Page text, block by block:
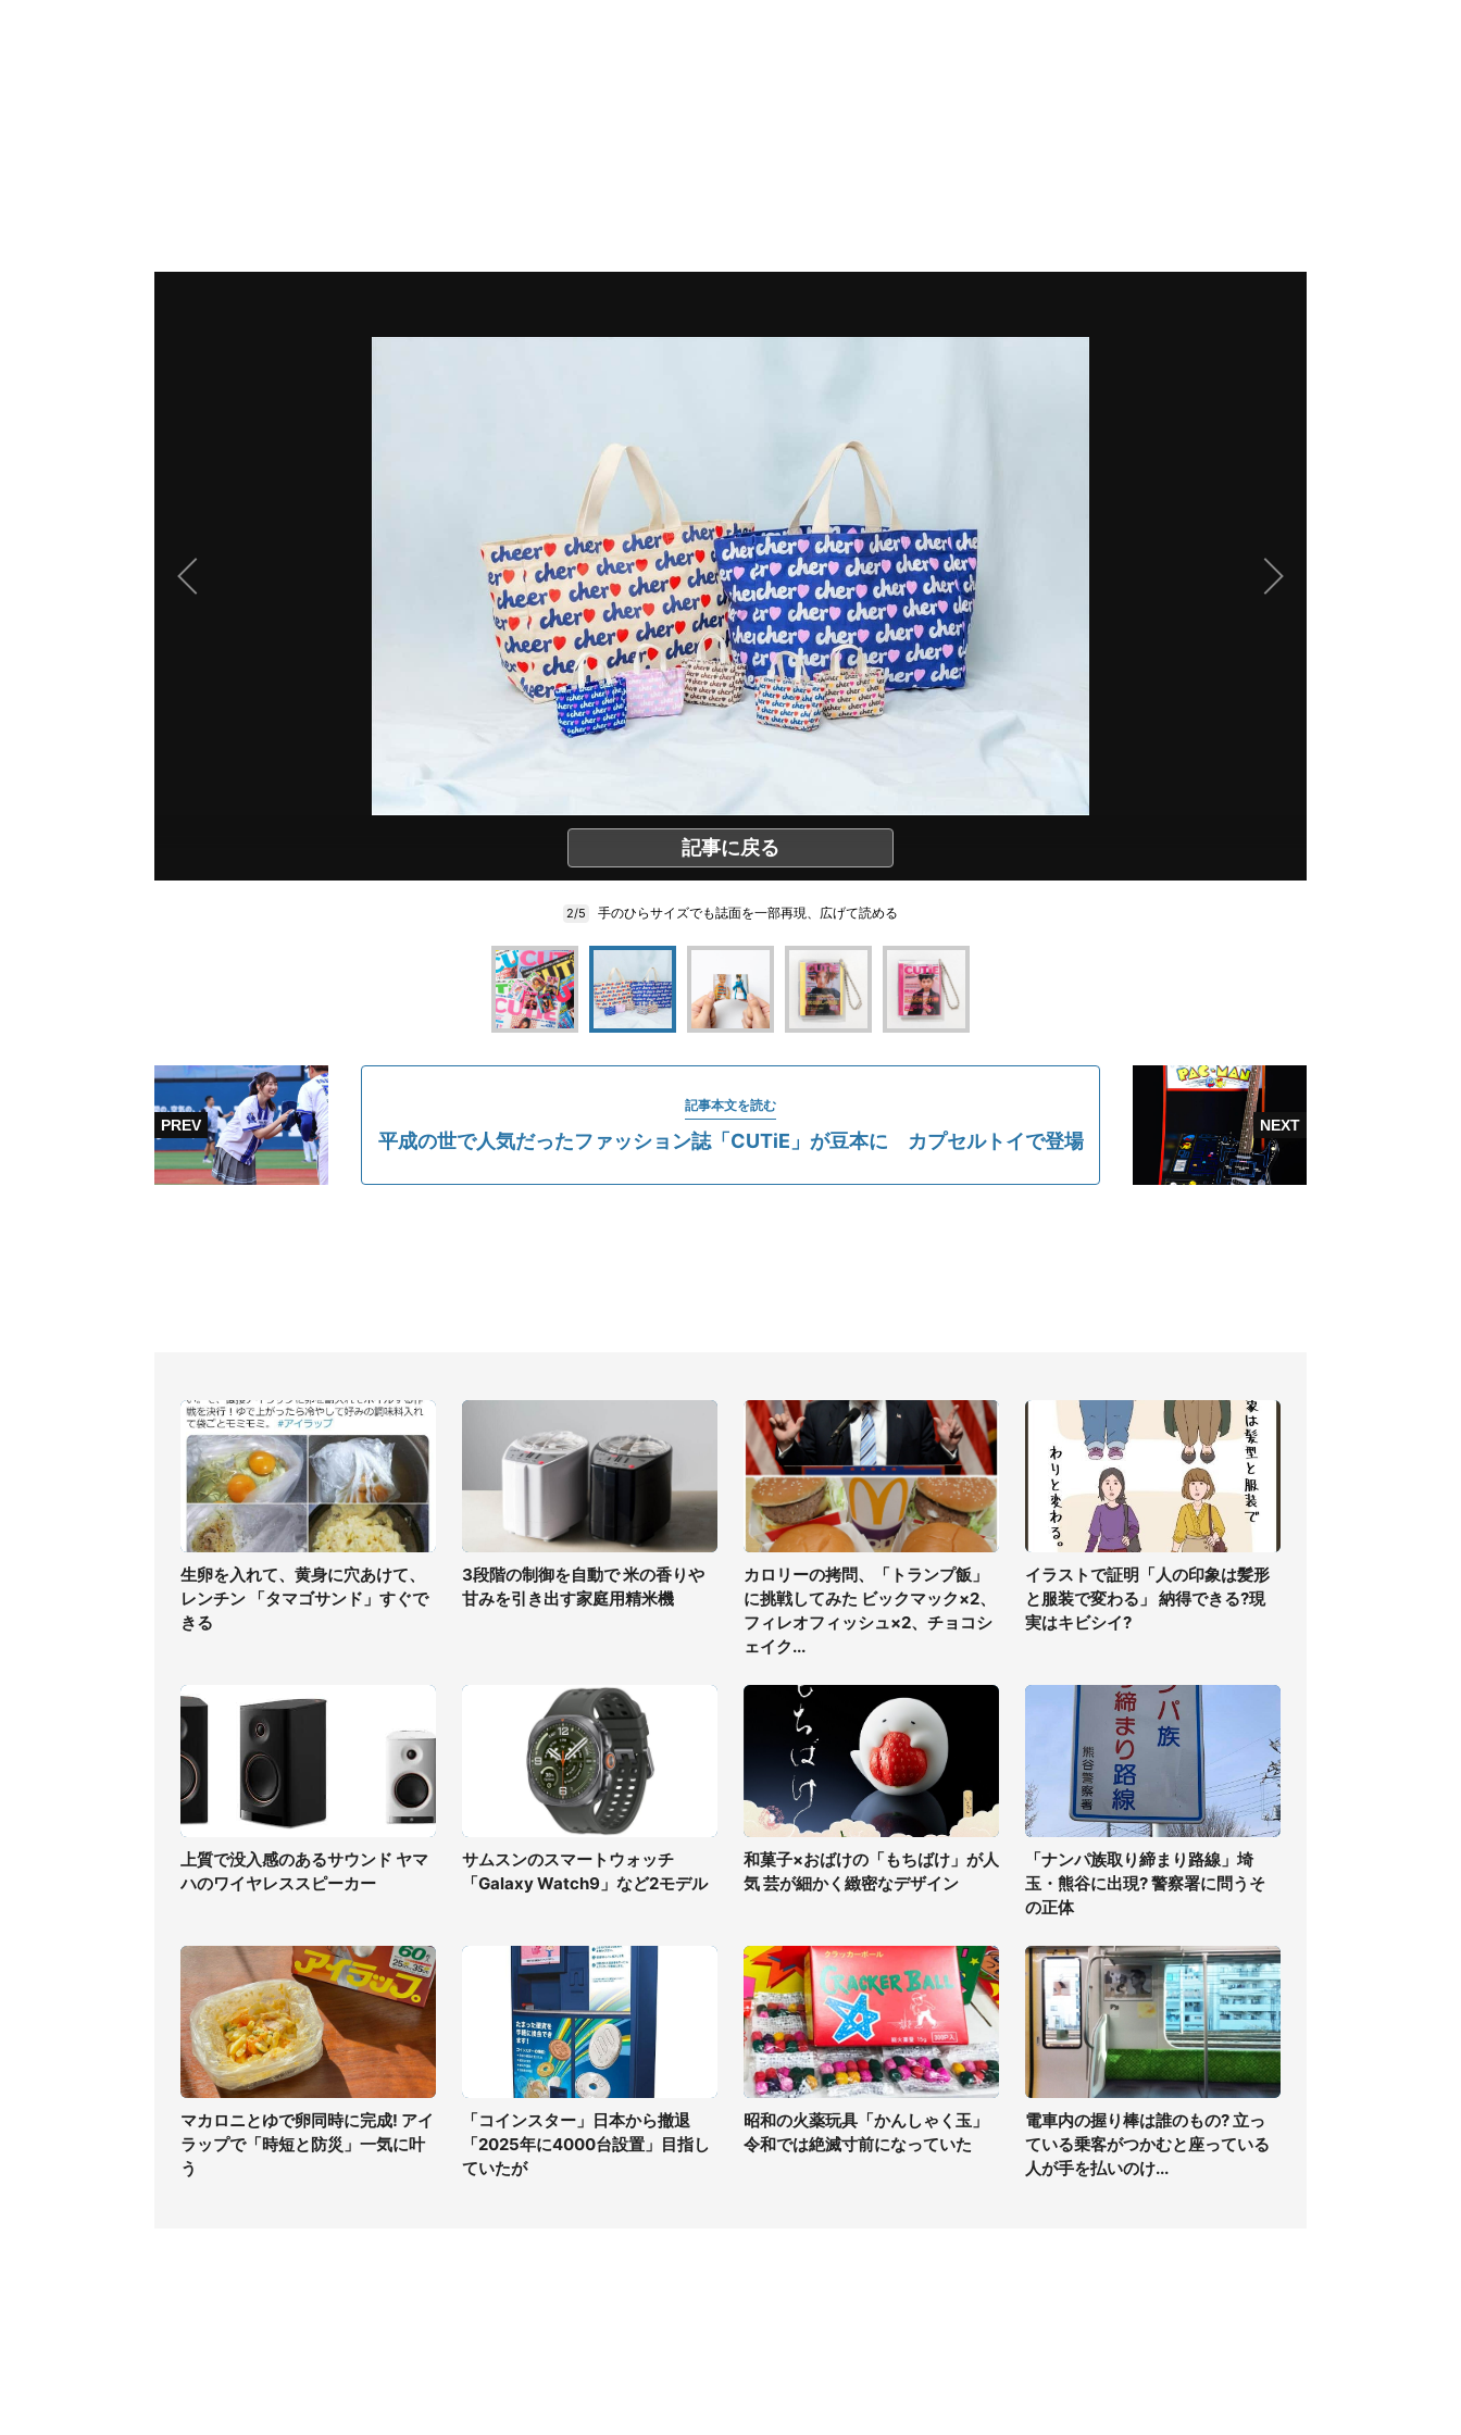
記事に戻る
2/5 手のひらサイズでも誌面を一部再現、広げて読める
記事本文を読む
平成の世で人気だったファッション誌「CUTiE」が豆本に カプセルトイで登場
生卵を入れて、黄身に穴あけて、
レンチン 「タマゴサンド」すぐで
きる
3段階の制御を自動で 米の香りや
甘みを引き出す家庭用精米機
カロリーの拷問、「トランプ飯」
に挑戦してみた ビックマック×2、
フィレオフィッシュ×2、チョコシ
ェイク...
イラストで証明「人の印象は髪形
と服装で変わる」 納得できる?現
実はキビシイ?
上質で没入感のあるサウンド ヤマ
ハのワイヤレススピーカー
サムスンのスマートウォッチ
「Galaxy Watch9」など2モデル
和菓子×おばけの「もちばけ」が人
気 芸が細かく緻密なデザイン
「ナンパ族取り締まり路線」埼
玉・熊谷に出現? 警察署に問うそ
の正体
マカロニとゆで卵同時に完成! アイ
ラップで「時短と防災」一気に叶
う
「コインスター」日本から撤退
「2025年に4000台設置」目指し
ていたが
昭和の火薬玩具「かんしゃく玉」
令和では絶滅寸前になっていた
電車内の握り棒は誰のもの? 立っ
ている乗客がつかむと座っている
人が手を払いのけ...